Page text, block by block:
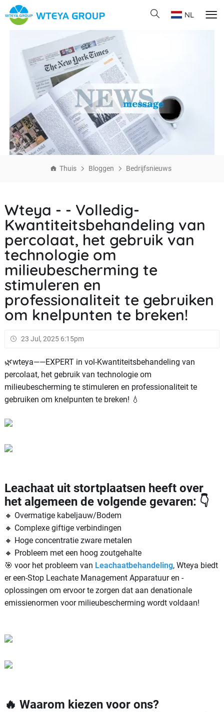
NL
Thuis Bloggen Bedrijfsnieuws
Wteya - - Volledig-
Kwantiteitsbehandeling van
percolaat, het gebruik van
technologie om
milieubescherming te
stimuleren en
professionaliteit te gebruiken
om knelpunten te breken!
23 Jul, 2025 6:15pm
🌿wteya——EXPERT in vol-Kwantiteitsbehandeling van
percolaat, het gebruik van technologie om
milieubescherming te stimuleren en professionaliteit te
gebruiken om knelpunten te breken! 💧
Leachaat uit stortplaatsen heeft over
het algemeen de volgende gevaren: 👇
🔸 Overmatige kabeljauw/Bodem
🔸 Complexe giftige verbindingen
🔸 Hoge concentratie zware metalen
🔸 Probleem met een hoog zoutgehalte
🎯 voor het probleem van Leachaatbehandeling, Wteya biedt
er een-Stop Leachate Management Apparatuur en -
oplossingen om ervoor te zorgen dat aan denationale
emissienormen voor milieubescherming wordt voldaan!
🔥 Waarom kiezen voor ons?